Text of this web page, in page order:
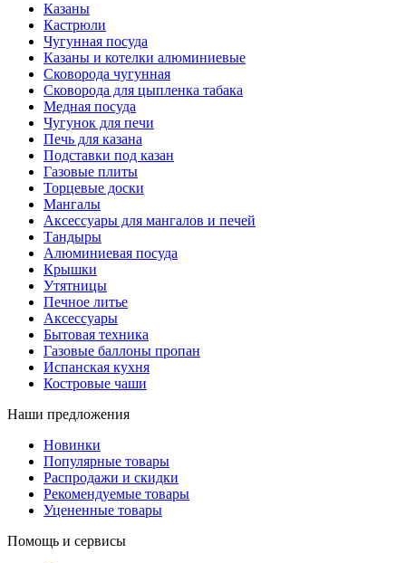
Казаны
Кастрюли
Чугунная посуда
Казаны и котелки алюминиевые
Сковорода чугунная
Сковорода для цыпленка табака
Медная посуда
Чугунок для печи
Печь для казана
Подставки под казан
Газовые плиты
Торцевые доски
Мангалы
Аксессуары для мангалов и печей
Тандыры
Алюминиевая посуда
Крышки
Утятницы
Печное литье
Аксессуары
Бытовая техника
Газовые баллоны пропан
Испанская кухня
Костровые чаши
Наши предложения
Новинки
Популярные товары
Распродажи и скидки
Рекомендуемые товары
Уцененные товары
Помощь и сервисы